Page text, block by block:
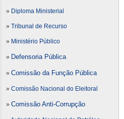
» Diploma Ministerial
» Tribunal de Recurso
» Ministério Público
» Defensoria Pública
» Comissão da Função Pública
» Comissão Nacional do Eleitoral
» Comissão Anti-Corrupção